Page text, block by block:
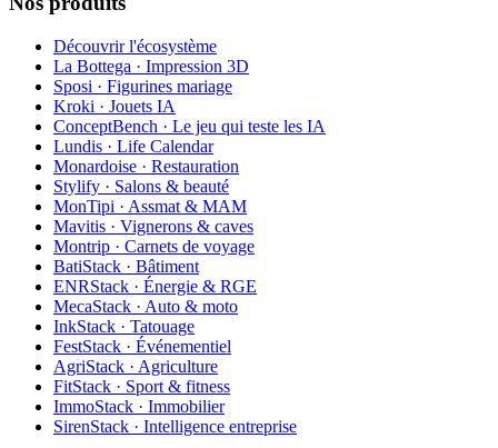
Découvrir l'écosystème
La Bottega · Impression 3D
Sposi · Figurines mariage
Kroki · Jouets IA
ConceptBench · Le jeu qui teste les IA
Lundis · Life Calendar
Monardoise · Restauration
Stylify · Salons & beauté
MonTipi · Assmat & MAM
Mavitis · Vignerons & caves
Montrip · Carnets de voyage
BatiStack · Bâtiment
ENRStack · Énergie & RGE
MecaStack · Auto & moto
InkStack · Tatouage
FestStack · Événementiel
AgriStack · Agriculture
FitStack · Sport & fitness
ImmoStack · Immobilier
SirenStack · Intelligence entreprise